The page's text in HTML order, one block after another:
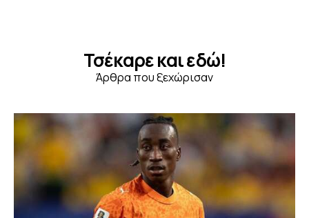
Τσέκαρε και εδώ!
Άρθρα που ξεχώρισαν